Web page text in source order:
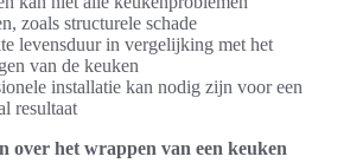
zoals structurele schade
levensduur in vergelijking met het
van de keuken
installatie kan nodig zijn voor een
resultaat
over het wrappen van een keuken